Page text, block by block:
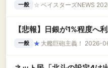
一般 ☆ ベイスターズNEWS
【悲報】日銀が1%程度へ
一般 ★ 大艦巨砲主義！ 2026-